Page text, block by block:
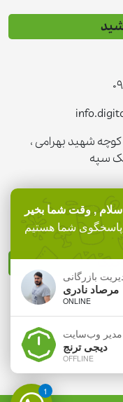
کوچه شهید بهرامی ،
سپه
1
سلام , وقت شما بخیر
پاسخگوی شما هستیم
بازرگانی
مرصاد نادری
ONLINE
مدیر وب‌سایت
دیجی ترنج
OFFLINE